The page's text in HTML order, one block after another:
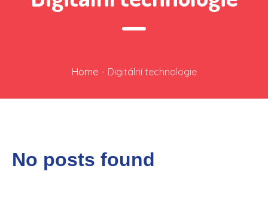
Home - Digitální technologie
No posts found